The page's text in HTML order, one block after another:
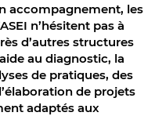
accompagnement, les
n’hésitent pas à
d’autres structures
au diagnostic, la
de pratiques, des
de projets
adaptés aux